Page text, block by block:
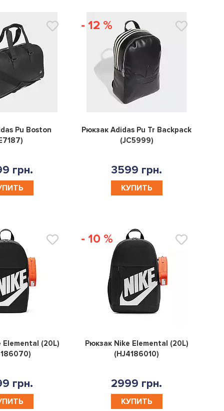
0
Pu Boston
грн.
- 12 %
0
Рюкзак Adidas Pu Tr Backpack
(JC5999)
3599 грн.
КУПИТЬ
0
Elemental (20L)
грн.
- 10 %
0
Рюкзак Nike Elemental (20L)
(HJ4186010)
2999 грн.
КУПИТЬ